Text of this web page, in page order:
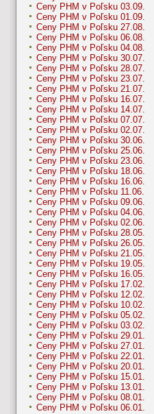
Ceny PHM v Poľsku 03.09.
Ceny PHM v Poľsku 01.09.
Ceny PHM v Poľsku 27.08.
Ceny PHM v Poľsku 06.08.
Ceny PHM v Poľsku 04.08.
Ceny PHM v Poľsku 30.07.
Ceny PHM v Poľsku 28.07.
Ceny PHM v Poľsku 23.07.
Ceny PHM v Poľsku 21.07.
Ceny PHM v Poľsku 16.07.
Ceny PHM v Poľsku 14.07.
Ceny PHM v Poľsku 07.07.
Ceny PHM v Poľsku 02.07.
Ceny PHM v Poľsku 30.06.
Ceny PHM v Poľsku 25.06.
Ceny PHM v Poľsku 23.06.
Ceny PHM v Poľsku 18.06.
Ceny PHM v Poľsku 16.06.
Ceny PHM v Poľsku 11.06.
Ceny PHM v Poľsku 09.06.
Ceny PHM v Poľsku 04.06.
Ceny PHM v Poľsku 02.06.
Ceny PHM v Poľsku 28.05.
Ceny PHM v Poľsku 26.05.
Ceny PHM v Poľsku 21.05.
Ceny PHM v Poľsku 19.05.
Ceny PHM v Poľsku 16.05.
Ceny PHM v Poľsku 17.02.
Ceny PHM v Poľsku 12.02.
Ceny PHM v Poľsku 10.02.
Ceny PHM v Poľsku 05.02.
Ceny PHM v Poľsku 03.02.
Ceny PHM v Poľsku 29.01.
Ceny PHM v Poľsku 27.01.
Ceny PHM v Poľsku 22.01.
Ceny PHM v Poľsku 20.01.
Ceny PHM v Poľsku 15.01.
Ceny PHM v Poľsku 13.01.
Ceny PHM v Poľsku 08.01.
Ceny PHM v Poľsku 06.01.